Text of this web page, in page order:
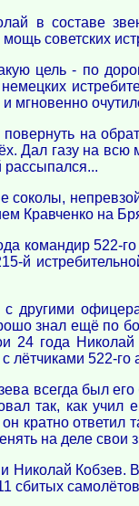
в составе
советских
цель - по
мгновенно
на
Дал газу на
рассыпался...
соколы,
Кравченко на
командир 522-
й
с другими
знал ещё по
24 года Николай
с лётчиками 522-
всегда был
так, как учил
он кратно
на деле свои
Николай Кобзев.
сбитых